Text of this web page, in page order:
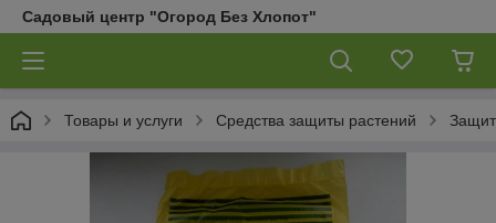
Садовый центр "Огород Без Хлопот"
Товары и услуги Средства защиты растений